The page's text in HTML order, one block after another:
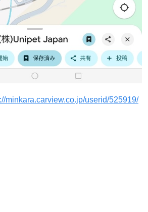
minkara.carview.co.jp/userid/525919/